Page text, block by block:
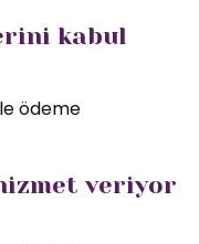
kabul
ödeme
veriyor